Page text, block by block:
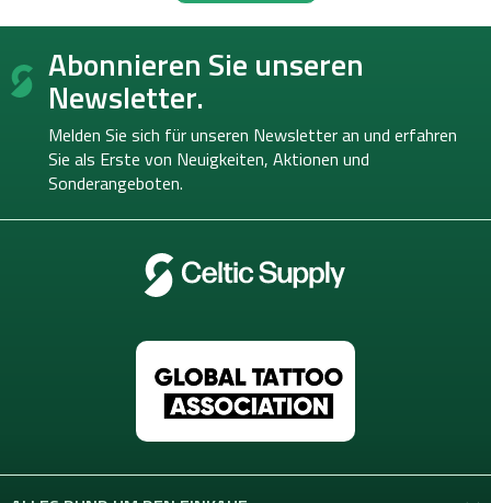
F
ß Abonnieren Sie unseren
Newsletter.
Melden Sie sich für unseren Newsletter an und erfahren
Sie als Erste von Neuigkeiten, Aktionen und
Sonderangeboten.